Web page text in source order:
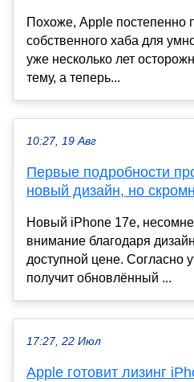
Похоже, Apple постепенно
собственного хаба для
уже несколько лет
тему, а теперь...
10:27, 19 Авг
Первые подробности
новый дизайн, но
Новый iPhone 17e,
внимание благодаря
доступной цене. Согласно
получит обновлённый ...
17:27, 22 Июл
Apple готовит лизинг